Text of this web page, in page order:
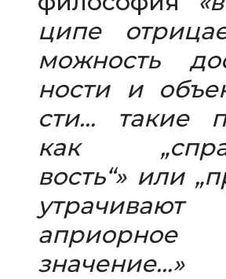
ципе
мож­ность
но­сти и
сти… такие
как
вость“» или
апри­ор­ное
значение…»